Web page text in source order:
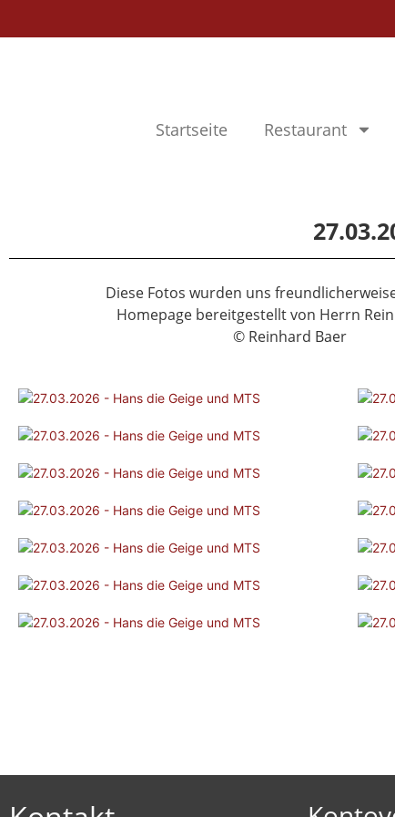
Startseite Restaurant
Diese Fotos wurden uns
Homepage bereitgestellt von Herrn
© Reinhard Baer